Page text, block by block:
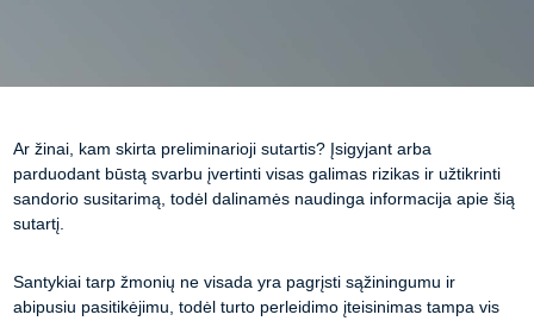
Ar žinai, kam skirta preliminarioji sutartis? Įsigyjant arba
parduodant būstą svarbu įvertinti visas galimas rizikas ir užtikrinti
sandorio susitarimą, todėl dalinamės naudinga informacija apie šią
sutartį.
Santykiai tarp žmonių ne visada yra pagrįsti sąžiningumu ir
abipusiu pasitikėjimu, todėl turto perleidimo įteisinimas tampa vis